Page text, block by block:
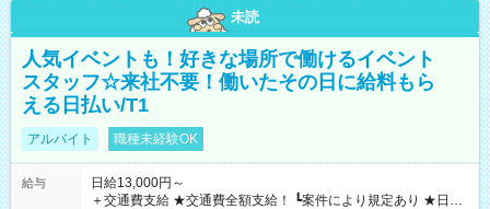
未読
人気イベントも！好きな場所で働けるイベント
スタッフ☆来社不要！働いたその日に給料もら
える日払い/T1
アルバイト 職種未経験OK
給与
日給13,000円～
＋交通費支給 ★交通費全額支給！ ┗案件により規定あり ★日払